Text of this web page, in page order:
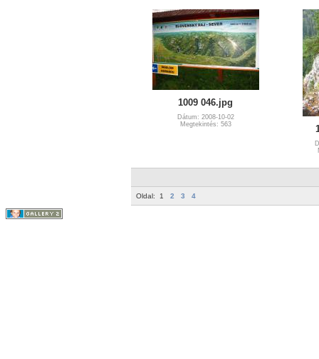
1009 046.jpg
Dátum: 2008-10-02
Megtekintés: 563
Oldal: 1 2 3 4